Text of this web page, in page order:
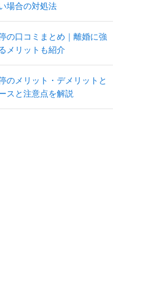
場合の対処法
の口コミまとめ｜離婚に強
メリットも紹介
のメリット・デメリットと
スと注意点を解説